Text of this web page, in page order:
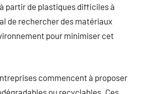
partir de plastiques difficiles à
de rechercher des matériaux
pour minimiser cet
commencent à proposer
ou recyclables. Ces